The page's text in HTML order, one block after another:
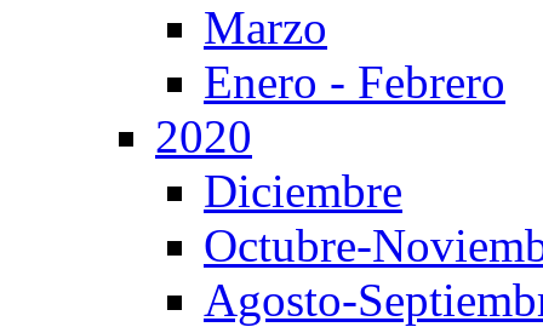
Marzo
Enero - Febrero
2020
Diciembre
Octubre-
Agosto-